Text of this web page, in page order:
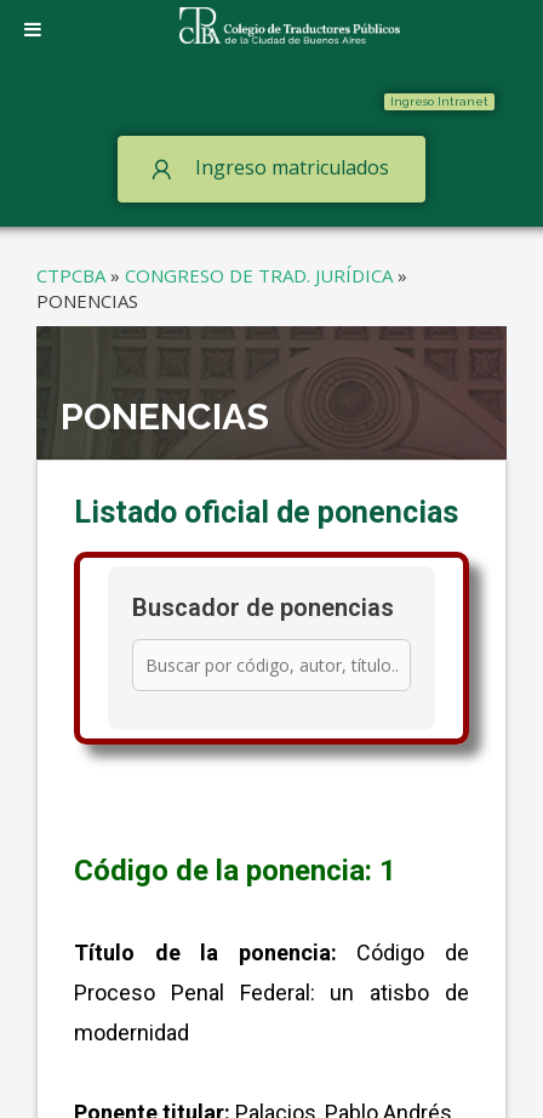
Ingreso Intranet
Ingreso matriculados
CTPCBA» CONGRESO DE TRAD. JURÍDICA»
PONENCIAS
PONENCIAS
Listado oficial de ponencias
Buscador de ponencias
Código de la ponencia: 1
Título de la ponencia: Código de
Proceso Penal Federal: un atisbo de
modernidad
Ponente titular: Palacios, Pablo Andrés